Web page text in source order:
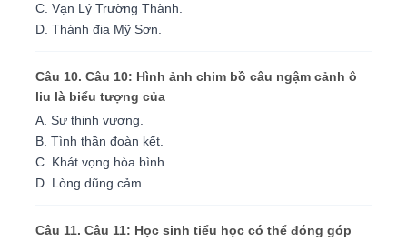
C. Vạn Lý Trường Thành.
D. Thánh địa Mỹ Sơn.
Câu 10. Câu 10: Hình ảnh chim bồ câu ngậm cảnh ô
liu là biểu tượng của
A. Sự thịnh vượng.
B. Tình thần đoàn kết.
C. Khát vọng hòa bình.
D. Lòng dũng cảm.
Câu 11. Câu 11: Học sinh tiểu học có thể đóng góp